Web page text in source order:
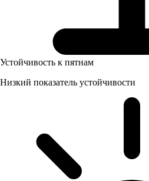
Устойчивость к пятнам
Низкий показатель устойчивости